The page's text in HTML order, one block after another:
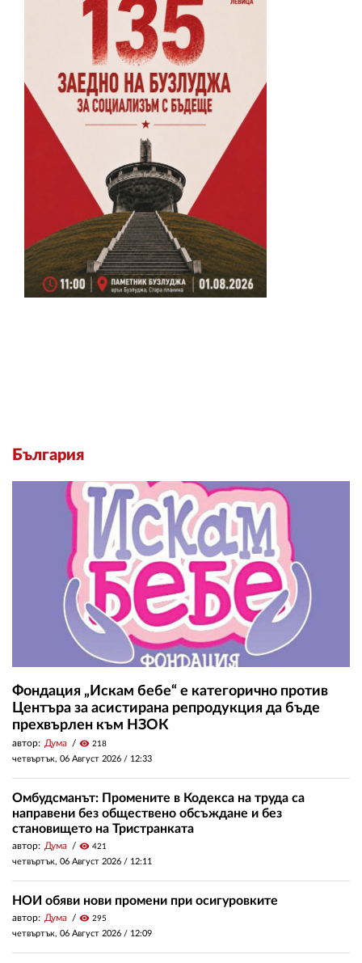
България
Фондация „Искам бебе“ е категорично против
Центъра за асистирана репродукция да бъде
прехвърлен към НЗОК
автор: Дума visibility 218
четвъртък, 06 Август 2026 / 12:33
Омбудсманът: Промените в Кодекса на труда са
направени без обществено обсъждане и без
становището на Тристранката
автор: Дума visibility 421
четвъртък, 06 Август 2026 / 12:11
НОИ обяви нови промени при осигуровките
автор: Дума visibility 295
четвъртък, 06 Август 2026 / 12:09